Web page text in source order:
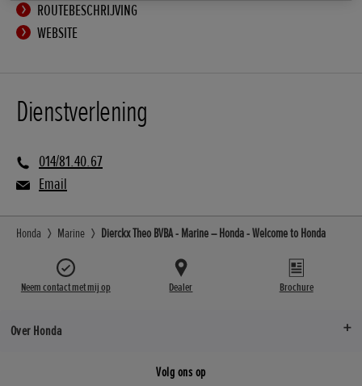
ROUTEBESCHRIJVING
WEBSITE
Dienstverlening
014/81.40.67
Email
Honda Marine Dierckx Theo BVBA - Marine – Honda - Welcome to Honda
Neem contact met mij op Dealer Brochure
Over Honda
Volg ons op